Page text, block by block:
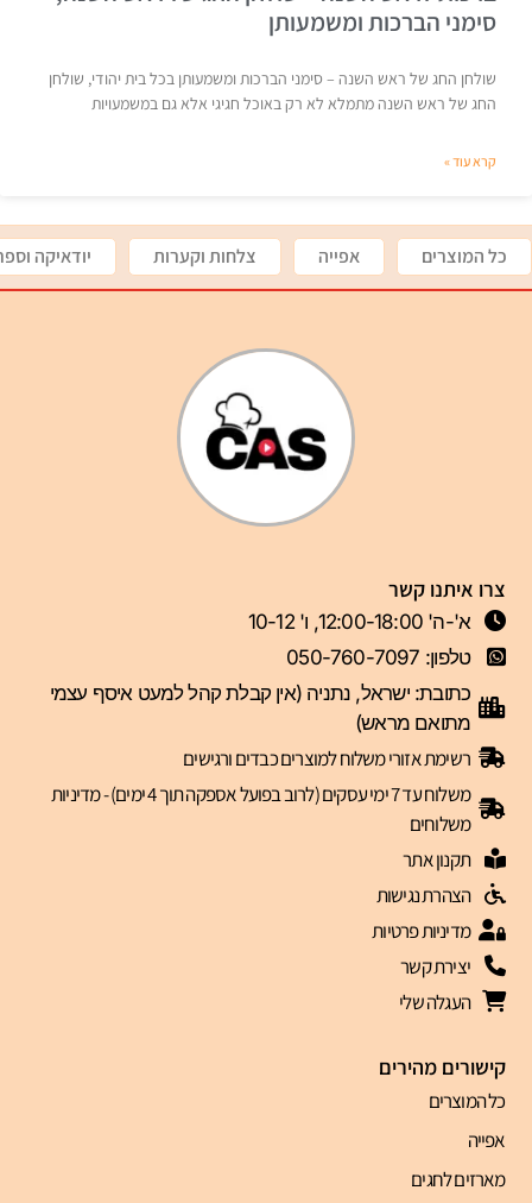
סימני הברכות ומשמעותן
שולחן החג של ראש השנה – סימני הברכות ומשמעותן בכל בית יהודי, שולחן
החג של ראש השנה מתמלא לא רק באוכל חגיגי אלא גם במשמעויות
קרא עוד »
כל המוצרים אפייה צלחות וקערות יודאיקה
קישורים מהירים
כל המוצרים
אפייה
מארזים לחגים
צרו איתנו קשר
א'-ה' 12:00-18:00, ו' 10-12
טלפון: 050-760-7097
כתובת: ישראל, נתניה (אין קבלת קהל למעט איסף עצמי
מתואם מראש)
רשימת אזורי משלוח למוצרים כבדים ורגישים
משלוח עד 7 ימי עסקים (לרוב בפועל אספקה תוך 4 ימים) - מדיניות
משלוחים
תקנון אתר
הצהרת נגישות
מדיניות פרטיות
יצירת קשר
העגלה שלי